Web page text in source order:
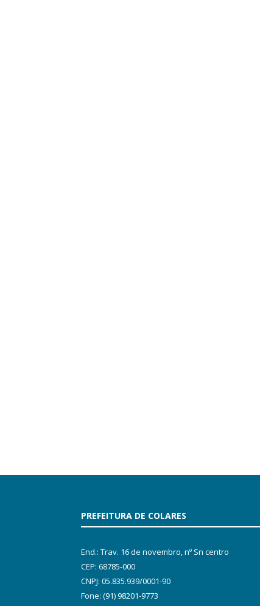
PREFEITURA DE COLARES
End.: Trav. 16 de novembro, nº Sn centro
CEP: 68785-000
CNPJ: 05.835.939/0001-90
Fone: (91) 98201-9773